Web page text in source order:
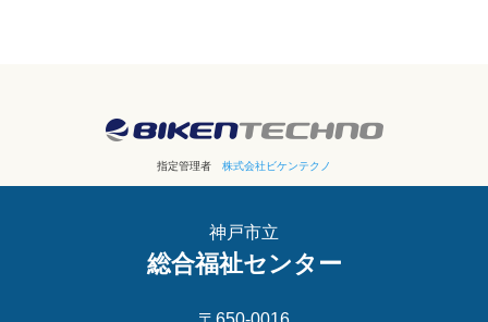
指定管理者 株式会社ビケンテクノ
神戸市立
総合福祉センター